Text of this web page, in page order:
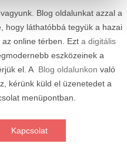
elektromos roller
szolgáltatások.
minőségi
minden jelentős
és modellhez.
Látogatása
Marketing
Ügynökség
+
online marketing
beleértve a SEO-t,
kezelést és digitális
Növekedés elérése
Roller
Blog oldalunkat azzal a
hogy láthatóbbá tegyük a hazai
online térben. Ezt a digitális
eszközeinek a
el. A Blog oldalunkon való
kérünk küld el üzenetedet a
menüpontban.
Kapcsolat